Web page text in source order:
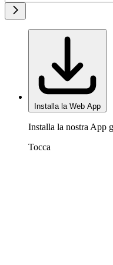
Installa la Web App
Installa la nostra App
Tocca